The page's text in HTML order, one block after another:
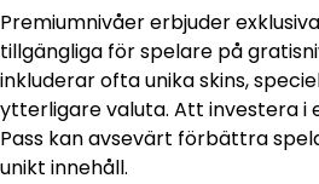
Premiumnivåer erbjuder
tillgängliga för spelare på
inkluderar ofta unika skins,
ytterligare valuta. Att investera i
Pass kan avsevärt förbättra
unikt innehåll.